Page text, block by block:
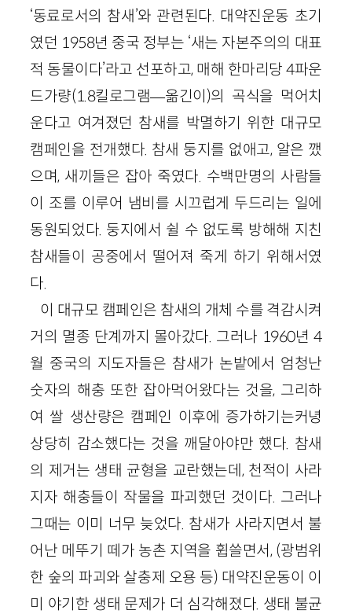
‘동료로서의 참새’와 관련된다. 대약진운동 초기
였던 1958년 중국 정부는 ‘새는 자본주의의 대표
적 동물이다’라고 선포하고, 매해 한마리당 4파운
드가량(1.8킬로그램—옮긴이)의 곡식을 먹어치
운다고 여겨졌던 참새를 박멸하기 위한 대규모
캠페인을 전개했다. 참새 둥지를 없애고, 알은 깼
으며, 새끼들은 잡아 죽였다. 수백만명의 사람들
이 조를 이루어 냄비를 시끄럽게 두드리는 일에
동원되었다. 둥지에서 쉴 수 없도록 방해해 지친
참새들이 공중에서 떨어져 죽게 하기 위해서였
다.
이 대규모 캠페인은 참새의 개체 수를 격감시켜
거의 멸종 단계까지 몰아갔다. 그러나 1960년 4
월 중국의 지도자들은 참새가 논밭에서 엄청난
숫자의 해충 또한 잡아먹어왔다는 것을, 그리하
여 쌀 생산량은 캠페인 이후에 증가하기는커녕
상당히 감소했다는 것을 깨달아야만 했다. 참새
의 제거는 생태 균형을 교란했는데, 천적이 사라
지자 해충들이 작물을 파괴했던 것이다. 그러나
그때는 이미 너무 늦었다. 참새가 사라지면서 불
어난 메뚜기 떼가 농촌 지역을 휩쓸면서, (광범위
한 숲의 파괴와 살충제 오용 등) 대약진운동이 이
미 야기한 생태 문제가 더 심각해졌다. 생태 불균